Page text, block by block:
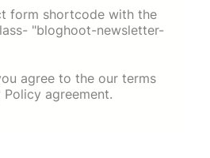
form shortcode with the
"bloghoot-newsletter-
agree to the our terms
agreement.